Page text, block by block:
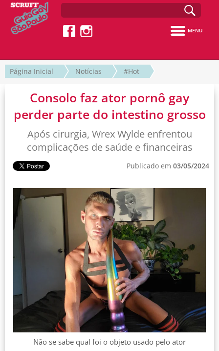
MENU
Página Inicial Notícias #Hot
Consolo faz ator pornô gay
perder parte do intestino grosso
Após cirurgia, Wrex Wylde enfrentou
complicações de saúde e financeiras
Publicado em 03/05/2024
Não se sabe qual foi o objeto usado pelo ator